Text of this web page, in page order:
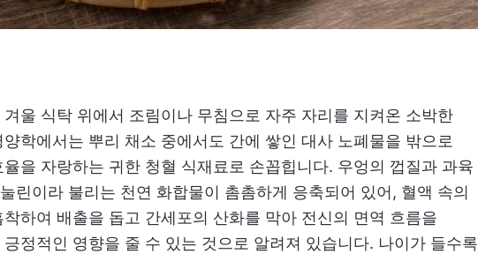
울 식탁 위에서 조림이나 무침으로 자주 자리를 지켜온 소박한
학에서는 뿌리 채소 중에서도 간에 쌓인 대사 노폐물을 밖으로
을 자랑하는 귀한 청혈 식재료로 손꼽힙니다. 우엉의 껍질과 과육
린이라 불리는 천연 화합물이 촘촘하게 응축되어 있어, 혈액 속의
하여 배출을 돕고 간세포의 산화를 막아 전신의 면역 흐름을
정적인 영향을 줄 수 있는 것으로 알려져 있습니다. 나이가 들수록